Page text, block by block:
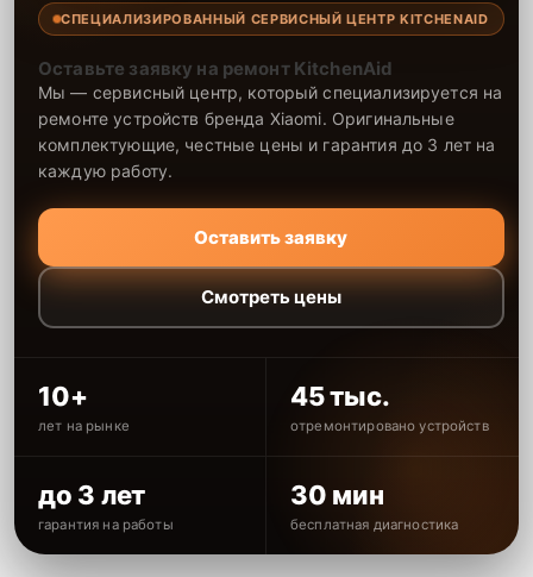
СПЕЦИАЛИЗИРОВАННЫЙ СЕРВИСНЫЙ ЦЕНТР KITCHENAID
Оставьте заявку на ремонт KitchenAid
Мы — сервисный центр, который специализируется на
ремонте устройств бренда Xiaomi. Оригинальные
комплектующие, честные цены и гарантия до 3 лет на
каждую работу.
Оставить заявку
Смотреть цены
10+
лет на рынке
45 тыс.
отремонтировано устройств
до 3 лет
гарантия на работы
30 мин
бесплатная диагностика